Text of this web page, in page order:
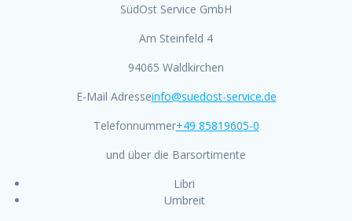
SüdOst Service GmbH
Am Steinfeld 4
94065 Waldkirchen
E-Mail Adresseinfo@suedost-service.de
Telefonnummer+49 85819605-0
und über die Barsortimente
Libri
Umbreit